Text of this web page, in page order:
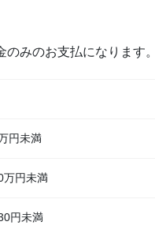
みのお支払になります。
円未満
万円未満
円未満